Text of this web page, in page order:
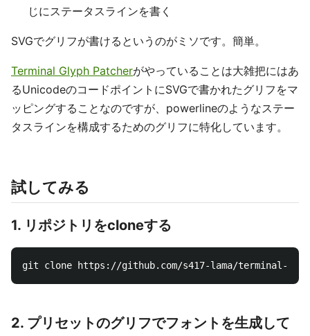
じにステータスラインを書く
SVGでグリフが書けるというのがミソです。簡単。
Terminal Glyph Patcherがやっていることは大雑把にはあ
るUnicodeのコードポイントにSVGで書かれたグリフをマ
ッピングすることなのですが、powerlineのようなステー
タスラインを構成するためのグリフに特化しています。
試してみる
1. リポジトリをcloneする
2. プリセットのグリフでフォントを生成して